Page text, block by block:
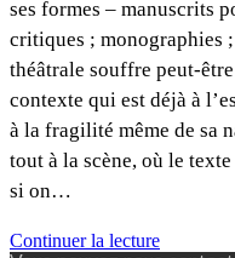
ses formes – manuscrits
critiques ; monographies
théâtrale souffre peut-
contexte qui est déjà à
à la fragilité même de sa
tout à la scène, où le
si on…
Continuer la lecture